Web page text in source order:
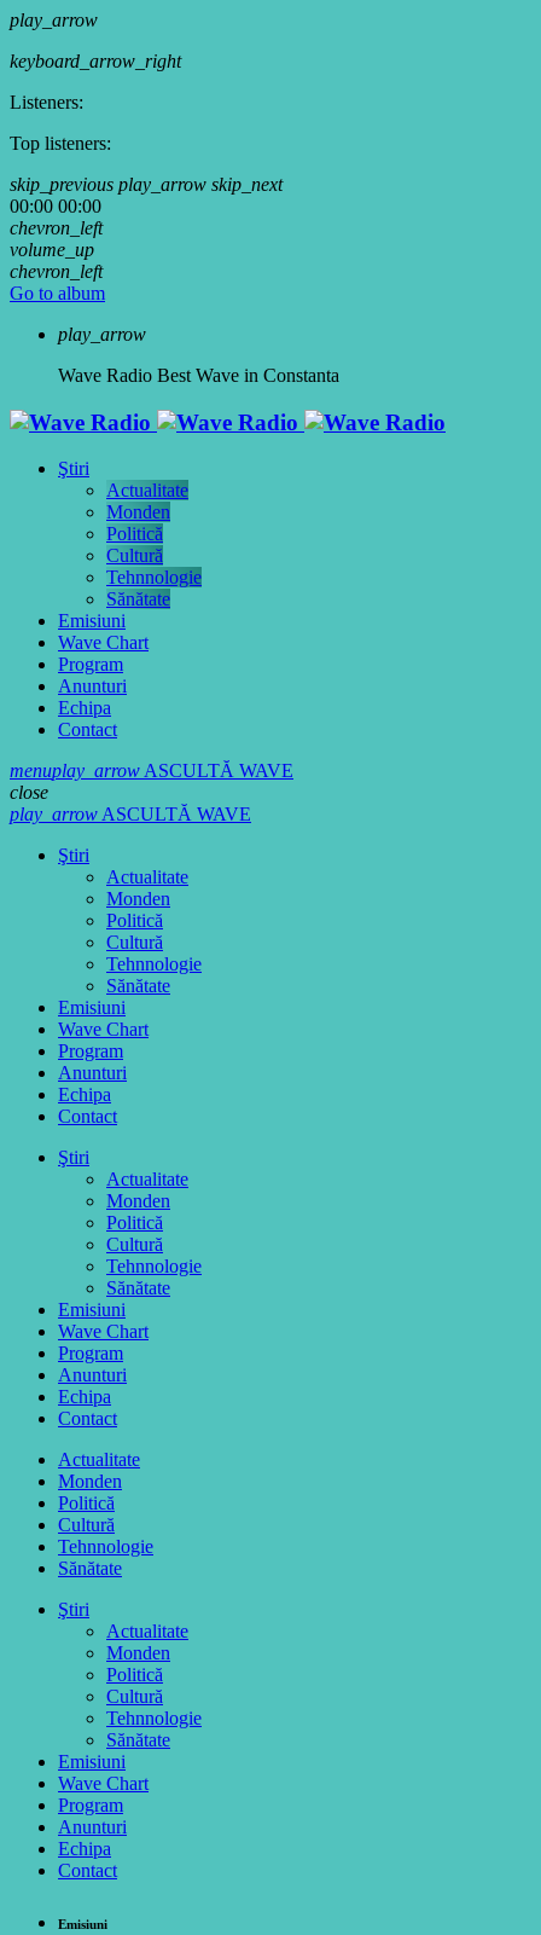
play_arrow
keyboard_arrow_right
Listeners:
Top listeners:
skip_previous play_arrow skip_next
00:00 00:00
chevron_left
volume_up
chevron_left
Go to album
play_arrow
Wave Radio Best Wave in Constanta
Ştiri
Actualitate
Monden
Politică
Cultură
Tehnnologie
Sănătate
Emisiuni
Wave Chart
Program
Anunturi
Echipa
Contact
menuplay_arrowASCULTĂ WAVE
close
play_arrowASCULTĂ WAVE
Ştiri
Actualitate
Monden
Politică
Cultură
Tehnnologie
Sănătate
Emisiuni
Wave Chart
Program
Anunturi
Echipa
Contact
Ştiri
Actualitate
Monden
Politică
Cultură
Tehnnologie
Sănătate
Emisiuni
Wave Chart
Program
Anunturi
Echipa
Contact
Actualitate
Monden
Politică
Cultură
Tehnnologie
Sănătate
Ştiri
Actualitate
Monden
Politică
Cultură
Tehnnologie
Sănătate
Emisiuni
Wave Chart
Program
Anunturi
Echipa
Contact
Emisiuni